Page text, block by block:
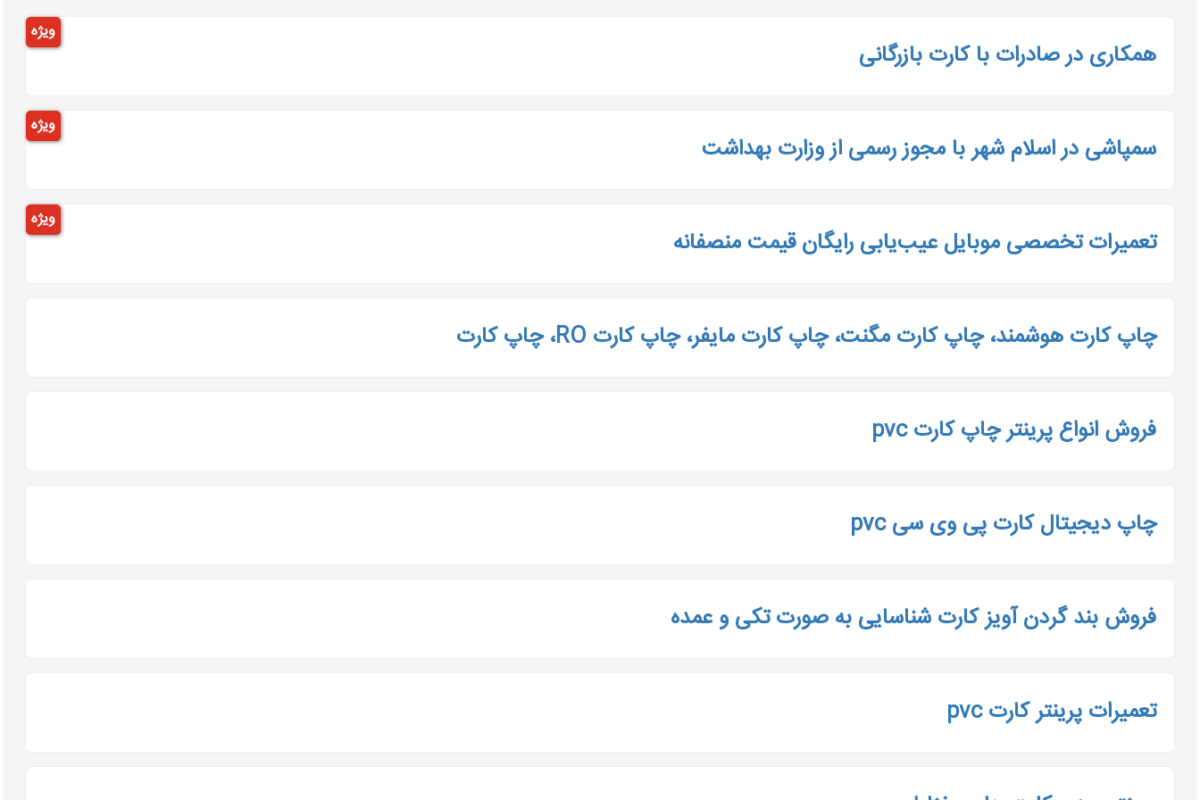
همکاری در صادرات با کارت بازرگانی
ویژه
سمپاشی در اسلام شهر با مجوز رسمی از وزارت بهداشت
ویژه
تعمیرات تخصصی موبایل عیب‌یابی رایگان قیمت منصفانه
ویژه
چاپ کارت هوشمند، چاپ کارت مگنت، چاپ کارت مایفر، چاپ کارت RO، چاپ کارت
فروش انواع پرینتر چاپ کارت pvc
چاپ دیجیتال کارت پی وی سی pvc
فروش بند گردن آویز کارت شناسایی به صورت تکی و عمده
تعمیرات پرینتر کارت pvc